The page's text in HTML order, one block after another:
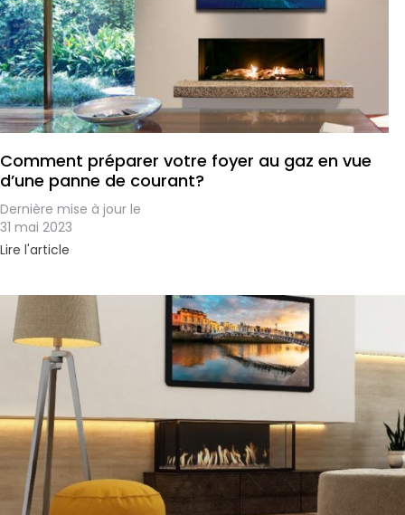
Comment préparer votre foyer au gaz en vue
d’une panne de courant?
Dernière mise à jour le
31 mai 2023
Lire l'article